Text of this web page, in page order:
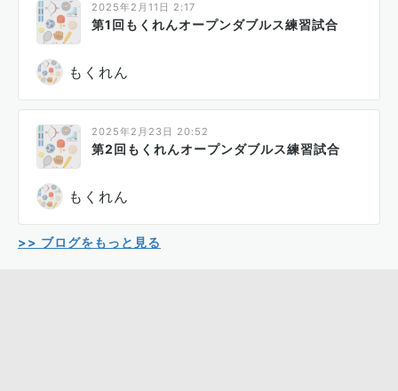
2025年2月11日 2:17
第1回もくれんオープンダブルス練習試合
もくれん
2025年2月23日 20:52
第2回もくれんオープンダブルス練習試合
もくれん
>> ブログをもっと見る